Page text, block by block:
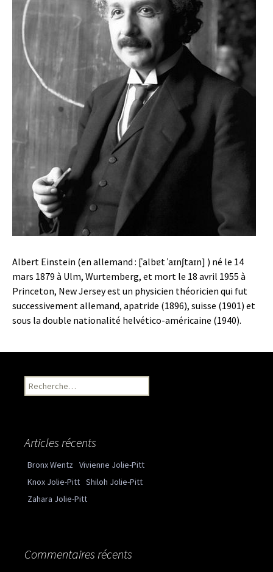
Albert Einstein (en allemand : [ˈalbɐt ˈaɪnʃtaɪn] ) né le 14
mars 1879 à Ulm, Wurtemberg, et mort le 18 avril 1955 à
Princeton, New Jersey est un physicien théoricien qui fut
successivement allemand, apatride (1896), suisse (1901) et
sous la double nationalité helvético-américaine (1940).
Recherche pour :
Articles récents
Bronx Wentz Vivienne Jolie-Pitt
Knox Jolie-Pitt Shiloh Jolie-Pitt
Zahara Jolie-Pitt
Commentaires récents